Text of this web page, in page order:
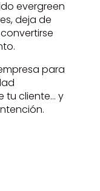
evergreen
deja de
para
tu cliente… y